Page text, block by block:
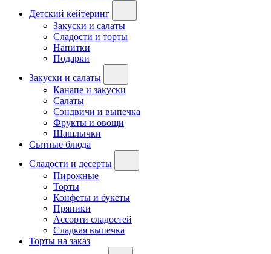
Детский кейтеринг
Закуски и салаты
Сладости и торты
Напитки
Подарки
Закуски и салаты
Канапе и закуски
Салаты
Сэндвичи и выпечка
Фрукты и овощи
Шашлычки
Сытные блюда
Сладости и десерты
Пирожные
Торты
Конфеты и букеты
Пряники
Ассорти сладостей
Сладкая выпечка
Торты на заказ